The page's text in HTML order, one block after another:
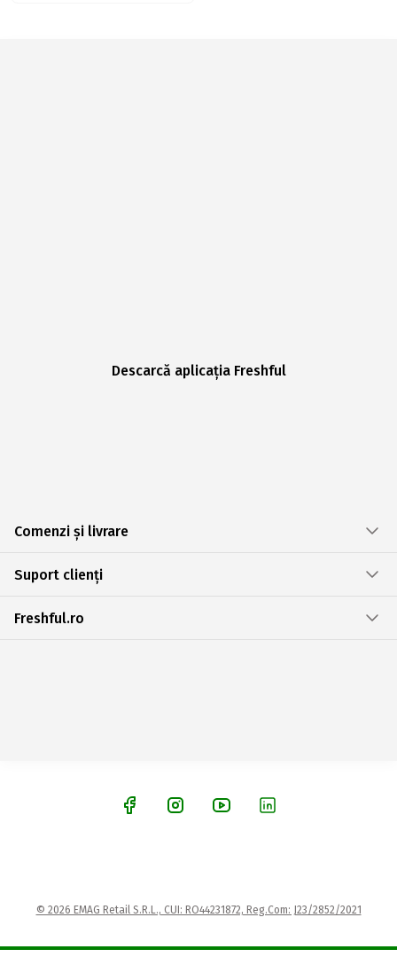
Descarcă aplicația Freshful
Comenzi și livrare
Suport clienți
Freshful.ro
© 2026 EMAG Retail S.R.L., CUI: RO44231872, Reg.Com: J23/2852/2021